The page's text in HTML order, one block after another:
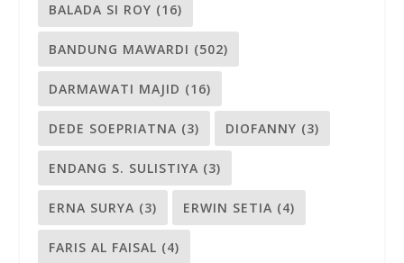
BALADA SI ROY (16)
BANDUNG MAWARDI (502)
DARMAWATI MAJID (16)
DEDE SOEPRIATNA (3) DIOFANNY (3)
ENDANG S. SULISTIYA (3)
ERNA SURYA (3) ERWIN SETIA (4)
FARIS AL FAISAL (4)